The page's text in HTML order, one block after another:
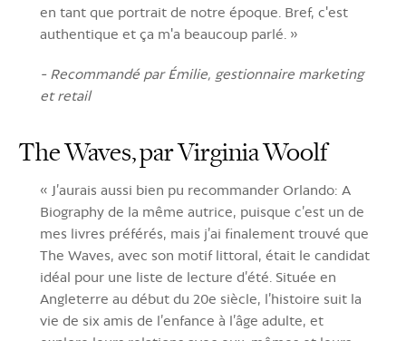
en tant que portrait de notre époque. Bref, c'est
authentique et ça m'a beaucoup parlé. »
- Recommandé par Émilie, gestionnaire marketing
et retail
The Waves, par Virginia Woolf
« J’aurais aussi bien pu recommander Orlando: A
Biography de la même autrice, puisque c’est un de
mes livres préférés, mais j’ai finalement trouvé que
The Waves, avec son motif littoral, était le candidat
idéal pour une liste de lecture d’été. Située en
Angleterre au début du 20e siècle, l’histoire suit la
vie de six amis de l’enfance à l’âge adulte, et